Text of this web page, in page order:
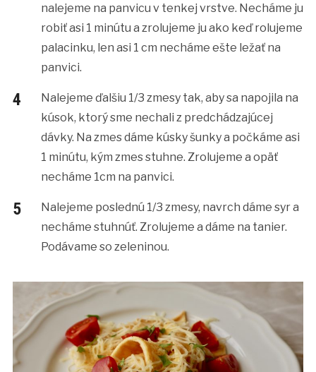
nalejeme na panvicu v tenkej vrstve. Necháme ju
robiť asi 1 minútu a zrolujeme ju ako keď rolujeme
palacinku, len asi 1 cm necháme ešte ležať na
panvici.
Nalejeme ďalšiu 1/3 zmesy tak, aby sa napojila na
kúsok, ktorý sme nechali z predchádzajúcej
dávky. Na zmes dáme kúsky šunky a počkáme asi
1 minútu, kým zmes stuhne. Zrolujeme a opäť
necháme 1cm na panvici.
Nalejeme poslednú 1/3 zmesy, navrch dáme syr a
necháme stuhnúť. Zrolujeme a dáme na tanier.
Podávame so zeleninou.